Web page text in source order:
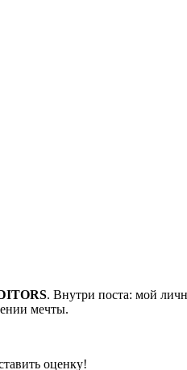
. Внутри поста: мой
мечты.
оценку!